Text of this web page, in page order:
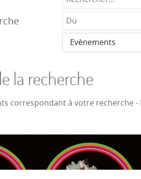
la recherche
correspondant à votre recherche -